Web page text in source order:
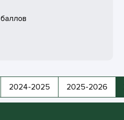
баллов
2024-2025 2025-2026